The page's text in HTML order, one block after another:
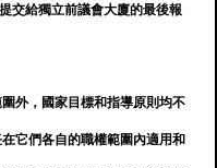
交給獨立前議會大廈的最後報
外，國家目標和指導原則均不
它們各自的職權範圍內適用和